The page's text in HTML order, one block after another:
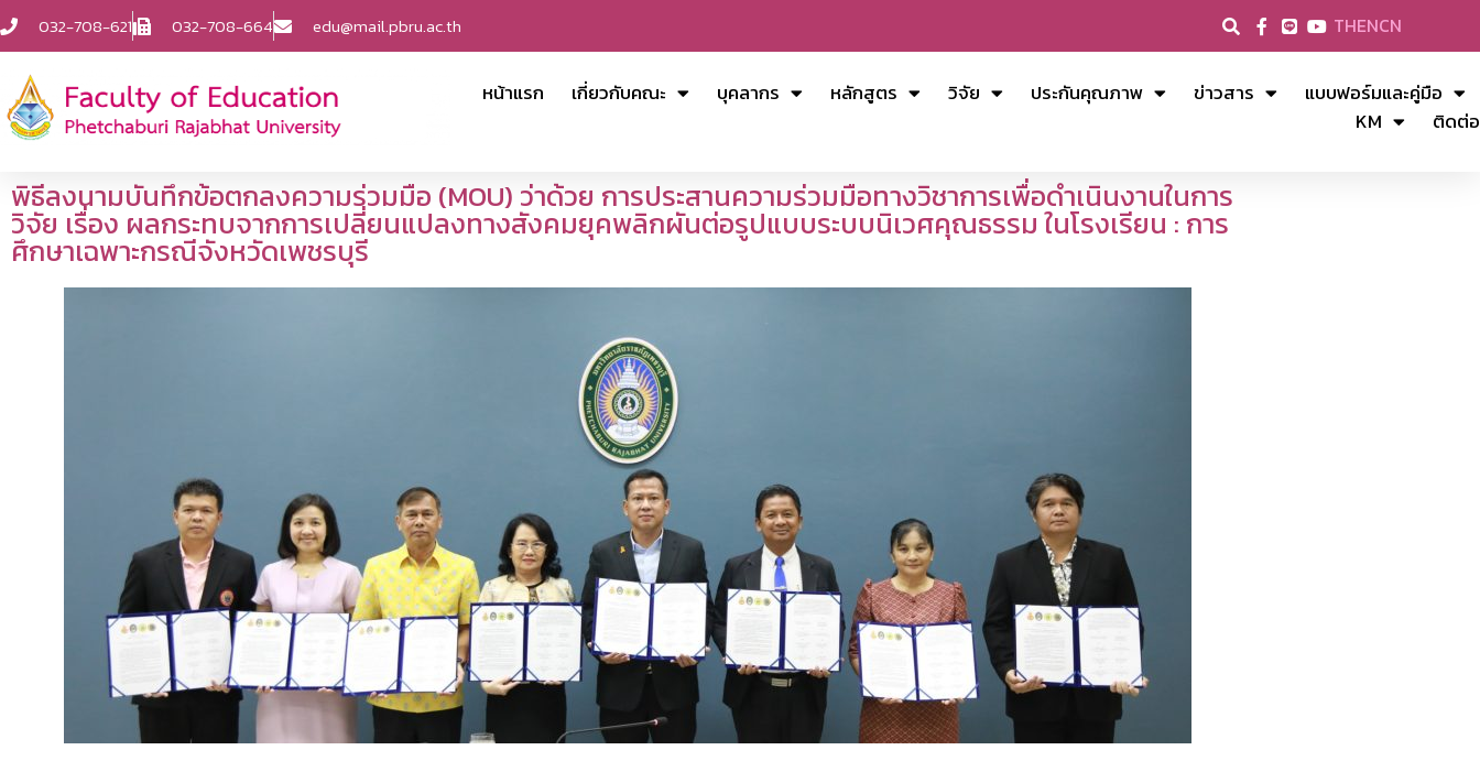
032-708-621 032-708-664 edu@mail.pbru.ac.th THENCN
หน้าแรก เกี่ยวกับคณะ บุคลากร หลักสูตร วิจัย ประกันคุณภาพ ข่าวสาร
แบบฟอร์มและคู่มือ
KM
ติดต่อ
พิธีลงนามบันทึกข้อตกลงความร่วมมือ (MOU) ว่าด้วย การประสานความร่วมมือทางวิชาการเพื่อดำเนินงานในการ
วิจัย เรื่อง ผลกระทบจากการเปลี่ยนแปลงทางสังคมยุคพลิกผันต่อรูปแบบระบบนิเวศคุณธรรม ในโรงเรียน : การ
ศึกษาเฉพาะกรณีจังหวัดเพชรบุรี